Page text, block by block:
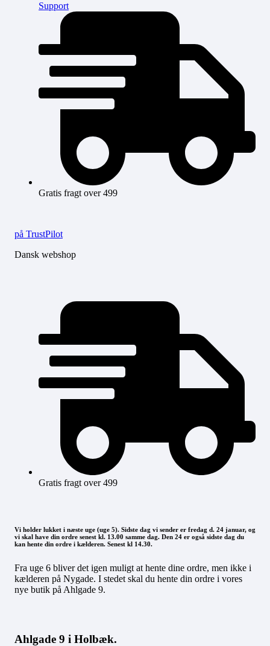
Support
Gratis fragt over 499
på TrustPilot
Dansk webshop
Gratis fragt over 499
Vi holder lukket i næste uge (uge 5). Sidste dag vi sender er fredag d. 24 januar, og
vi skal have din ordre senest kl. 13.00 samme dag. Den 24 er også sidste dag du
kan hente din ordre i kælderen. Senest kl 14.30.
Fra uge 6 bliver det igen muligt at hente dine ordre, men ikke i
kælderen på Nygade. I stedet skal du hente din ordre i vores
nye butik på Ahlgade 9.
Ahlgade 9 i Holbæk.